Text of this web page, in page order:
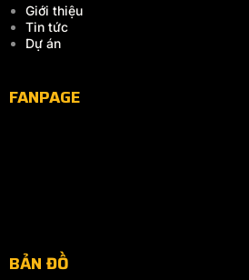
Giới thiệu
Tin tức
Dự án
FANPAGE
BẢN ĐỒ